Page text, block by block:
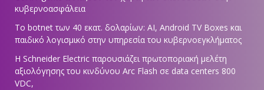
κυβερνοασφάλεια
Το botnet των 40 εκατ. δολαρίων: AI, Android TV Boxes και
παιδικό λογισμικό στην υπηρεσία του κυβερνοεγκλήματος
Η Schneider Electric παρουσιάζει πρωτοποριακή μελέτη
αξιολόγησης του κινδύνου Arc Flash σε data centers 800
VDC,